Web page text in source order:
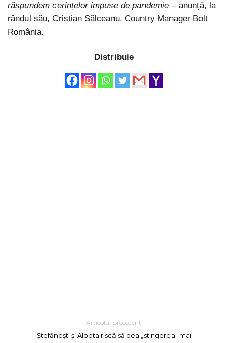
răspundem cerințelor impuse de pandemie – anunță, la
rândul său, Cristian Sălceanu, Country Manager Bolt
România.
Distribuie
Articolul precedent
Ștefănești și Albota riscă să dea „stingerea” mai